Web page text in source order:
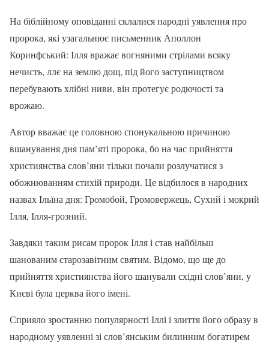
На біблійному оповіданні склалися народні уявлення про
пророка, які узагальнює письменник Аполлон
Коринфський: Ілля вражає вогняними стрілами всяку
нечисть, ллє на землю дощ, під його заступництвом
перебувають хлібні ниви, він протегує родючості та
врожаю.
Автор вважає це головною спонукальною причиною
вшанування дня пам’яті пророка, бо на час прийняття
християнства слов’яни тільки почали розлучатися з
обожнюванням стихій природи. Це відбилося в народних
назвах Ільїна дня: Громобой, Громовержець, Сухий і мокрий
Ілля, Ілля-грозний.
Завдяки таким рисам пророк Ілля і став найбільш
шанованим старозавітним святим. Відомо, що ще до
прийняття християнства його шанували східні слов’яни, у
Києві була церква його імені.
Сприяло зростанню популярності Іллі і злиття його образу в
народному уявленні зі слов’янським билинним богатирем